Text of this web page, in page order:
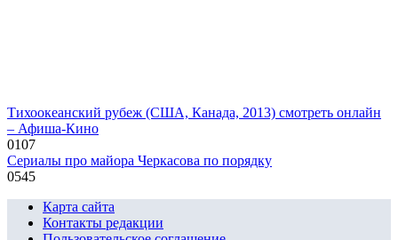
Тихоокеанский рубеж (США, Канада, 2013) смотреть онлайн
– Афиша-Кино
0107
Сериалы про майора Черкасова по порядку
0545
Карта сайта
Контакты редакции